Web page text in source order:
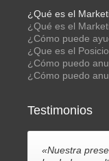
¿Qué es el
¿Qué es el
¿Cómo puede
¿Que es el
¿Cómo puedo
¿Cómo puedo
Testimonios
«Nuestra